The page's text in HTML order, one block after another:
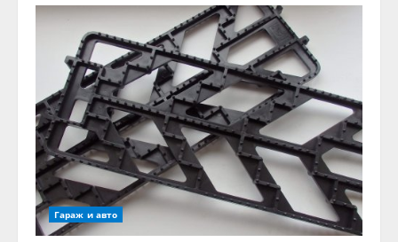
Гараж и авто